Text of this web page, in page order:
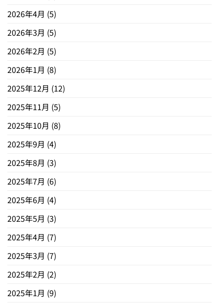
2026年4月 (5)
2026年3月 (5)
2026年2月 (5)
2026年1月 (8)
2025年12月 (12)
2025年11月 (5)
2025年10月 (8)
2025年9月 (4)
2025年8月 (3)
2025年7月 (6)
2025年6月 (4)
2025年5月 (3)
2025年4月 (7)
2025年3月 (7)
2025年2月 (2)
2025年1月 (9)